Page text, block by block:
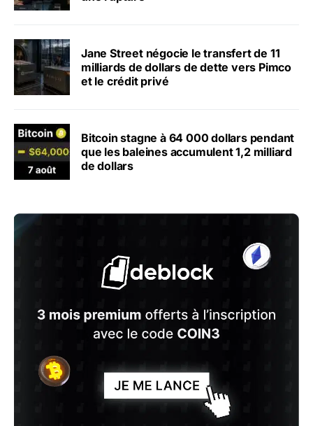
Jane Street négocie le transfert de 11
milliards de dollars de dette vers Pimco
et le crédit privé
Bitcoin stagne à 64 000 dollars pendant
que les baleines accumulent 1,2 milliard
de dollars